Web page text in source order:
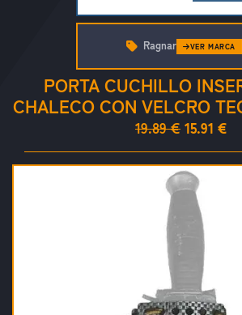
PORTA CUCHILLO
CHALECO CON VELCRO
19.89 € 15.91 €
Ragnar VER MARCA